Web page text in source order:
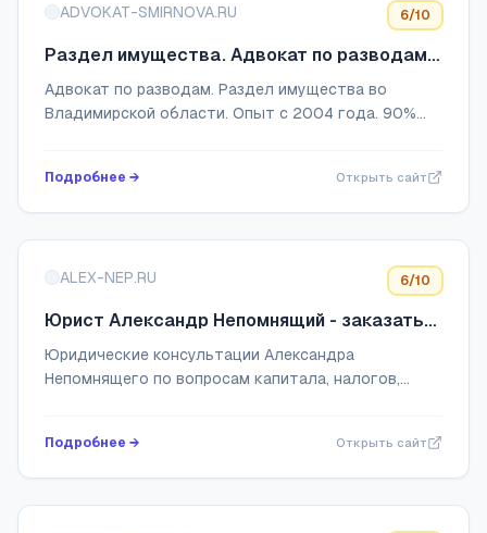
ADVOKAT-SMIRNOVA.RU 6/10
Раздел имущества. Адвокат по разводам с
опытом 20 лет - Мария Смирнова
Адвокат по разводам. Раздел имущества во
Владимирской области. Опыт с 2004 года. 90%
бесплатн...
Подробнее → Открыть сайт
ALEX-NEP.RU 6/10
Юрист Александр Непомнящий - заказать
консультацию на сайте
Юридические консультации Александра
Непомнящего по вопросам капитала, налогов,
Подробнее → Открыть сайт